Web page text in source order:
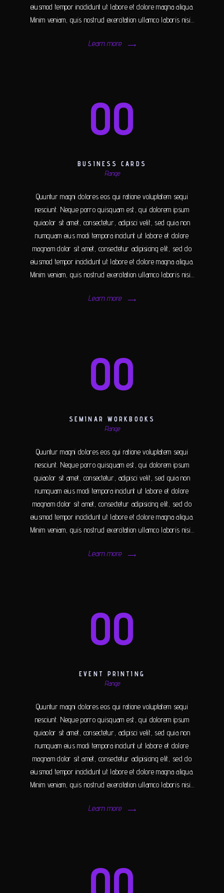
eiusmod tempor incididunt ut labore et dolore magna aliqua.
Minim veniam, quis nostrud exercitation ullamco laboris nisi…
Learn more
00
BUSINESS CARDS
Range
Quuntur magni dolores eos qui ratione voluptatem sequi
nesciunt. Neque porro quisquam est, qui dolorem ipsum
quiaolor sit amet, consectetur, adipisci velit, sed quia non
numquam eius modi tempora incidunt ut labore et dolore
magnam dolor sit amet, consectetur adipisicing elit, sed do
eiusmod tempor incididunt ut labore et dolore magna aliqua.
Minim veniam, quis nostrud exercitation ullamco laboris nisi…
Learn more
00
SEMINAR WORKBOOKS
Range
Quuntur magni dolores eos qui ratione voluptatem sequi
nesciunt. Neque porro quisquam est, qui dolorem ipsum
quiaolor sit amet, consectetur, adipisci velit, sed quia non
numquam eius modi tempora incidunt ut labore et dolore
magnam dolor sit amet, consectetur adipisicing elit, sed do
eiusmod tempor incididunt ut labore et dolore magna aliqua.
Minim veniam, quis nostrud exercitation ullamco laboris nisi…
Learn more
00
EVENT PRINTING
Range
Quuntur magni dolores eos qui ratione voluptatem sequi
nesciunt. Neque porro quisquam est, qui dolorem ipsum
quiaolor sit amet, consectetur, adipisci velit, sed quia non
numquam eius modi tempora incidunt ut labore et dolore
magnam dolor sit amet, consectetur adipisicing elit, sed do
eiusmod tempor incididunt ut labore et dolore magna aliqua.
Minim veniam, quis nostrud exercitation ullamco laboris nisi…
Learn more